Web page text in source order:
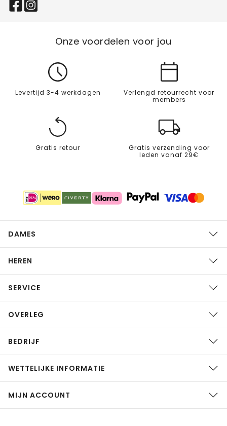
Onze voordelen voor jou
Levertijd 3-4 werkdagen
Verlengd retourrecht voor
members
Gratis retour
Gratis verzending voor
leden vanaf 29€
DAMES
HEREN
SERVICE
OVERLEG
BEDRIJF
WETTELIJKE INFORMATIE
MIJN ACCOUNT